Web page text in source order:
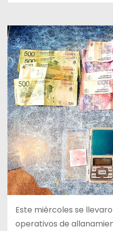
Este miércoles se
operativos de